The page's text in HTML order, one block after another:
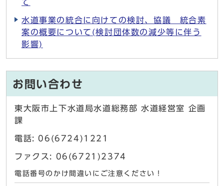
て
水道事業の統合に向けての検討、協議 統合素
案の概要について(検討団体数の減少等に伴う
影響)
お問い合わせ
東大阪市上下水道局水道総務部 水道経営室 企画
課
電話: 06(6724)1221
ファクス: 06(6721)2374
電話番号のかけ間違いにご注意ください！